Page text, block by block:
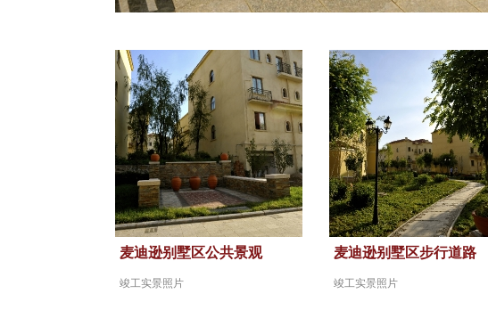
麦迪逊别墅区公共景观
竣工实景照片
麦迪逊别墅区步行道路
竣工实景照片